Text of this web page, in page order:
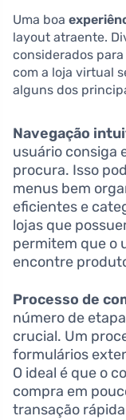
Uma boa
layout atraente.
considerados
com a loja virtual
alguns dos
Navegação
usuário consiga
procura. Isso
menus bem
eficientes e
lojas que
permitem que o
encontre
Processo de
número de
crucial. Um
formulários
O ideal é que o
compra em
transação